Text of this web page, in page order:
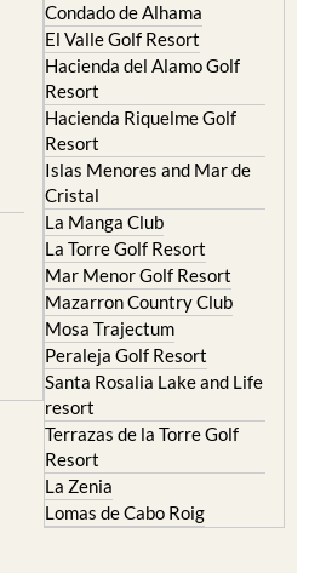
Condado de Alhama
El Valle Golf Resort
Hacienda del Alamo Golf
Resort
Hacienda Riquelme Golf
Resort
Islas Menores and Mar de
Cristal
La Manga Club
La Torre Golf Resort
Mar Menor Golf Resort
Mazarron Country Club
Mosa Trajectum
Peraleja Golf Resort
Santa Rosalia Lake and Life
resort
Terrazas de la Torre Golf
Resort
La Zenia
Lomas de Cabo Roig